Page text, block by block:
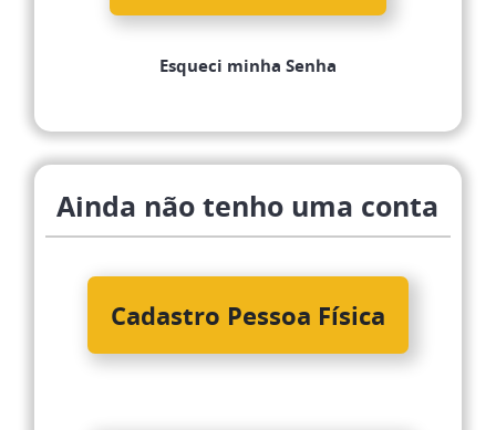
Esqueci minha Senha
Ainda não tenho uma conta
Cadastro Pessoa Física